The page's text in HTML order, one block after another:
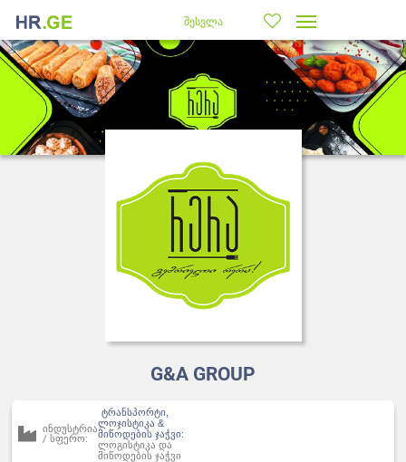
შესვლა
G&A GROUP
ინდუსტრია
/ სფერო:
ტრანსპორტი,
ლოჯისტიკა &
მიწოდების ჯაჭვი:
ლოგისტიკა და
მიწოდების ჯაჭვი